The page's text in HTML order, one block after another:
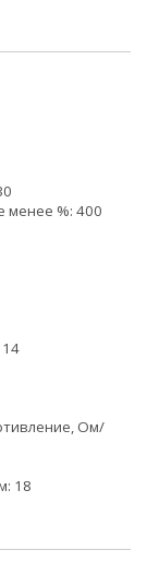
менее %: 400
Ом/
18